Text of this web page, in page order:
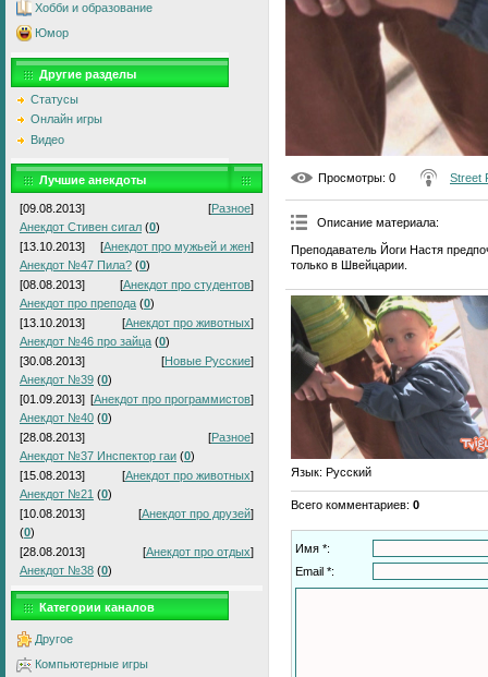
Хобби и образование
Юмор
Другие разделы
Статусы
Онлайн игры
Видео
Лучшие анекдоты
[09.08.2013] [Разное]
Анекдот Стивен сигал (0)
[13.10.2013]
[Анекдот про мужьей и жен]
Анекдот №47 Пила? (0)
[08.08.2013]
[Анекдот про студентов]
Анекдот про препода (0)
[13.10.2013]
[Анекдот про животных]
Анекдот №46 про зайца (0)
[30.08.2013]
[Новые Русские]
Анекдот №39 (0)
[01.09.2013] [Анекдот про программистов]
Анекдот №40 (0)
[28.08.2013]
[Разное]
Анекдот №37 Инспектор гаи (0)
[15.08.2013]
[Анекдот про животных]
Анекдот №21 (0)
[10.08.2013]
[Анекдот про друзей]
(0)
[28.08.2013]
[Анекдот про отдых]
Анекдот №38 (0)
Категории каналов
Другое
Компьютерные игры
Просмотры: 0 Street
Описание материала:
Преподаватель Йоги Настя
только в Швейцарии.
Язык: Русский
Всего комментариев: 0
Имя *:
Email *: